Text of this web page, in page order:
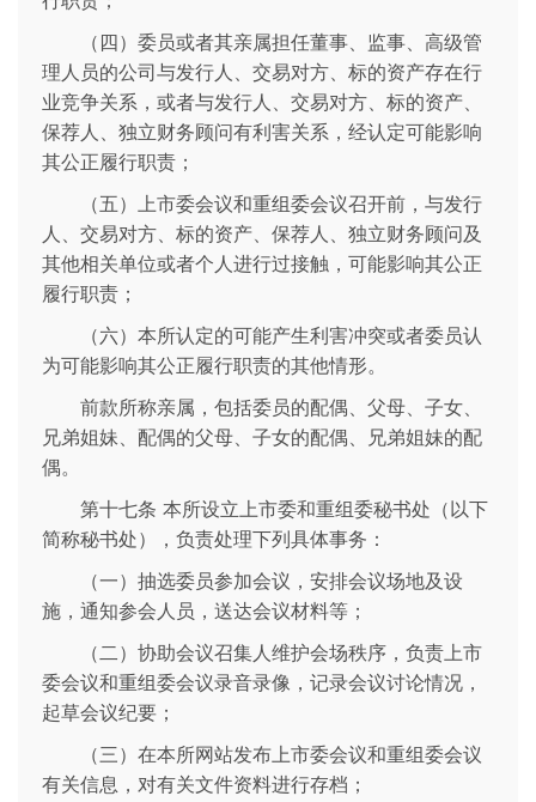
（四）委员或者其亲属担任董事、监事、高级管
理人员的公司与发行人、交易对方、标的资产存在行
业竞争关系，或者与发行人、交易对方、标的资产、
保荐人、独立财务顾问有利害关系，经认定可能影响
其公正履行职责；
（五）上市委会议和重组委会议召开前，与发行
人、交易对方、标的资产、保荐人、独立财务顾问及
其他相关单位或者个人进行过接触，可能影响其公正
履行职责；
（六）本所认定的可能产生利害冲突或者委员认
为可能影响其公正履行职责的其他情形。
前款所称亲属，包括委员的配偶、父母、子女、
兄弟姐妹、配偶的父母、子女的配偶、兄弟姐妹的配
偶。
第十七条 本所设立上市委和重组委秘书处（以下
简称秘书处），负责处理下列具体事务：
（一）抽选委员参加会议，安排会议场地及设
施，通知参会人员，送达会议材料等；
（二）协助会议召集人维护会场秩序，负责上市
委会议和重组委会议录音录像，记录会议讨论情况，
起草会议纪要；
（三）在本所网站发布上市委会议和重组委会议
有关信息，对有关文件资料进行存档；